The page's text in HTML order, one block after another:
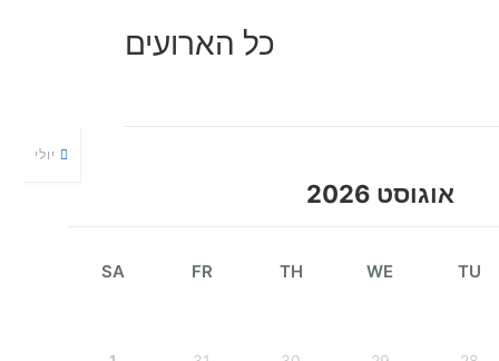
כל הארועים
יולי
אוגוסט 2026
TU
WE
TH
FR
SA